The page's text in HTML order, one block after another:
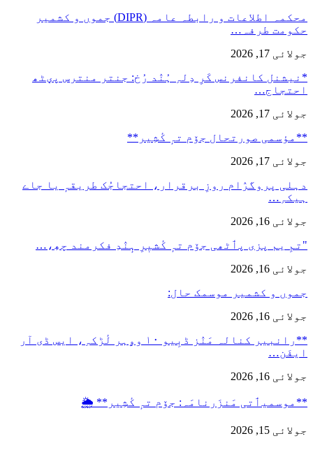
محکمہ اطلاعات و رابطہ عامہ (DIPR) جموں و کشمیر
حکومت طرفہ…
جولائی 17, 2026
*نیشنل کانفرنس کَرِ دِلہِ ہُنٛد رُخ: جنتر منترس پؠٹھ
احتجاج…
جولائی 17, 2026
**مؤسمی صورتحال جۆم تہٕ کٔشِیر**
جولائی 17, 2026
دہلی پروگرٛام روزِ برقرار، احتجاجُک طریقہٕ یا جاے
ہیکہِ…
جولائی 16, 2026
"تمِ یم پزی پٲٹھی جۆم تہٕ کٔشیٖرِ ہٕنٛدِ فکرمند چھِ،…
جولائی 16, 2026
جموں و کشمیر موسمک حال:
جولائی 16, 2026
**رانبیر کنالہ مَنٛز ڈبِیو ۱۰ وۄہر لٔڑکہِ، ایس ڈی آر
ایفَن…
جولائی 16, 2026
**موسمیٲتی مَنزَرنامَہ: جۆم تہٕ کٔشِیر** 🌦️
جولائی 15, 2026